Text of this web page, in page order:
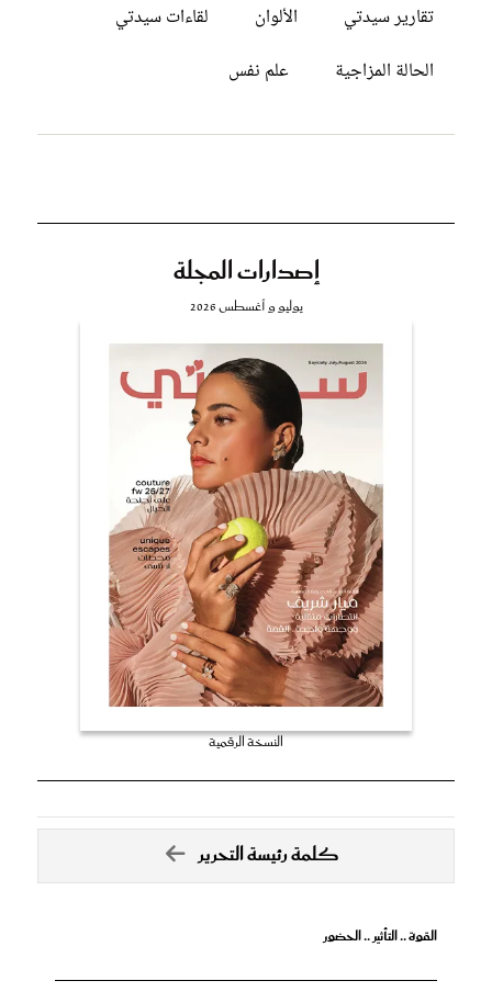
تقارير سيدتي
الألوان
لقاءات سيدتي
الحالة المزاجية
علم نفس
إصدارات المجلة
يوليو و أغسطس 2026
النسخة الرقمية
كلمة رئيسة التحرير
القوة .. التأثير .. الحضور